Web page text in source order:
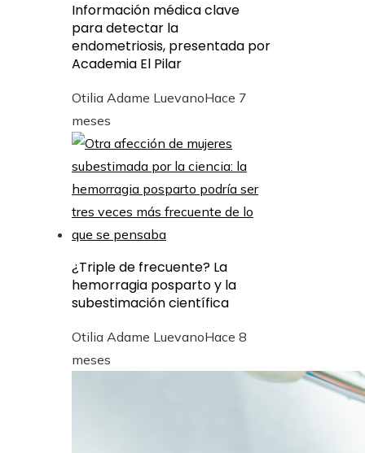
Información médica clave
para detectar la
endometriosis, presentada por
Academia El Pilar
Otilia Adame LuevanoHace 7
meses
¿Triple de frecuente? La
hemorragia posparto y la
subestimación científica
Otilia Adame LuevanoHace 8
meses